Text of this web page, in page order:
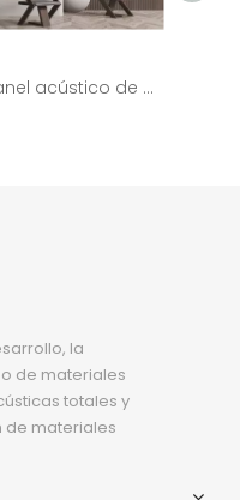
Panel acústico de pared de listones de madera de chapa de madera PET de superficie de chapa
la
de materiales
totales y
de materiales